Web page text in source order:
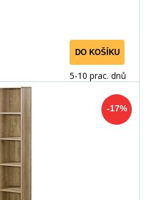
DO KOŠÍKU
5-10 prac. dnů
-17%